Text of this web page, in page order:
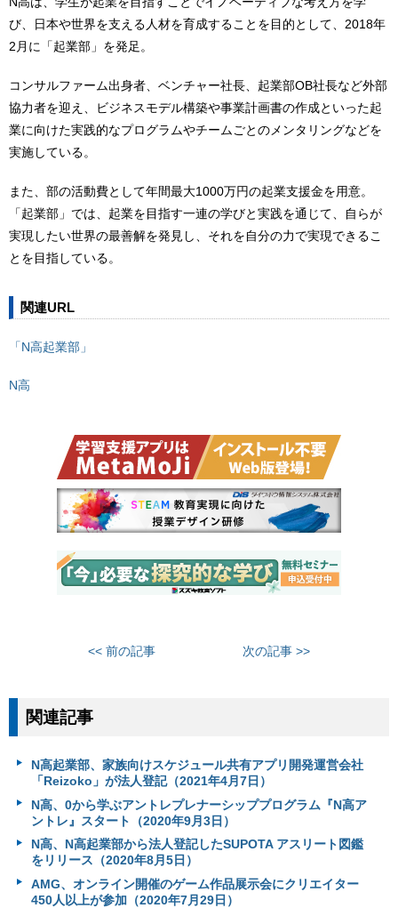
び、日本や世界を支える人材を育成することを目的として、2018年
2月に「起業部」を発足。
コンサルファーム出身者、ベンチャー社長、起業部OB社長など外部
協力者を迎え、ビジネスモデル構築や事業計画書の作成といった起
業に向けた実践的なプログラムやチームごとのメンタリングなどを
実施している。
また、部の活動費として年間最大1000万円の起業支援金を用意。
「起業部」では、起業を目指す一連の学びと実践を通じて、自らが
実現したい世界の最善解を発見し、それを自分の力で実現できるこ
とを目指している。
関連URL
「N高起業部」
N高
<< 前の記事 次の記事 >>
関連記事
N高起業部、家族向けスケジュール共有アプリ開発運営会社
「Reizoko」が法人登記（2021年4月7日）
N高、0から学ぶアントレプレナーシッププログラム『N高ア
ントレ』スタート（2020年9月3日）
N高、N高起業部から法人登記したSUPOTA アスリート図鑑
をリリース（2020年8月5日）
AMG、オンライン開催のゲーム作品展示会にクリエイター
450人以上が参加（2020年7月29日）